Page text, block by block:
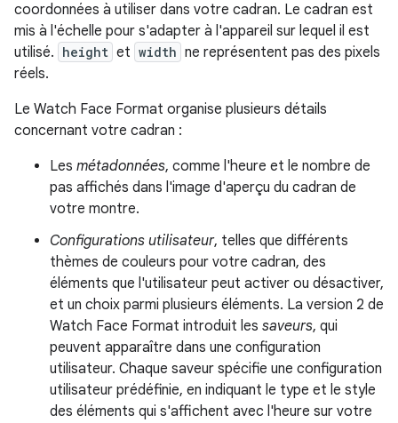
coordonnées à utiliser dans votre cadran. Le cadran est
mis à l'échelle pour s'adapter à l'appareil sur lequel il est
utilisé. height et width ne représentent pas des pixels
réels.
Le Watch Face Format organise plusieurs détails
concernant votre cadran :
Les métadonnées, comme l'heure et le nombre de
pas affichés dans l'image d'aperçu du cadran de
votre montre.
Configurations utilisateur, telles que différents
thèmes de couleurs pour votre cadran, des
éléments que l'utilisateur peut activer ou désactiver,
et un choix parmi plusieurs éléments. La version 2 de
Watch Face Format introduit les saveurs, qui
peuvent apparaître dans une configuration
utilisateur. Chaque saveur spécifie une configuration
utilisateur prédéfinie, en indiquant le type et le style
des éléments qui s'affichent avec l'heure sur votre